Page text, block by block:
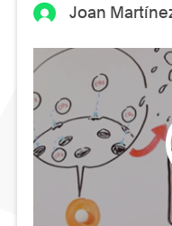
Joan